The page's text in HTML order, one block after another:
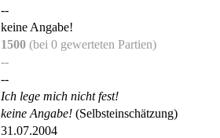
--
keine Angabe!
1500 (bei 0 gewerteten Partien)
--
--
Ich lege mich nicht fest!
keine Angabe! (Selbsteinschätzung)
31.07.2004